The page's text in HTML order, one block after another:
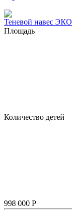
Теневой навес ЭКО
Площадь
Количество детей
998 000 Р